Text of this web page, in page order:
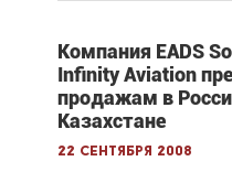
Компания EADS
Infinity Aviation
продажам в
Казахстане
22 сентября 2008